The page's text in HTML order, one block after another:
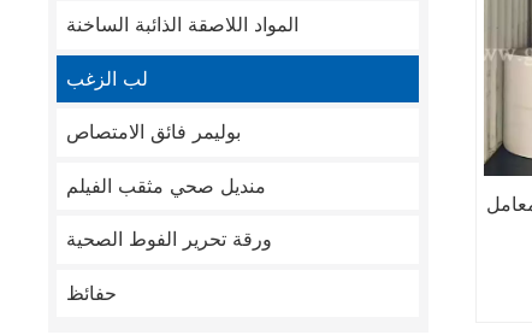
المواد اللاصقة الذائبة الساخنة
لب الزغب
بوليمر فائق الامتصاص
منديل صحي مثقب الفيلم
ورقة تحرير الفوط الصحية
حفائظ